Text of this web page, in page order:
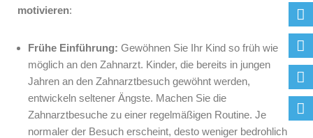
motivieren:
Frühe Einführung: Gewöhnen Sie Ihr Kind so früh wie
möglich an den Zahnarzt. Kinder, die bereits in jungen
Jahren an den Zahnarztbesuch gewöhnt werden,
entwickeln seltener Ängste. Machen Sie die
Zahnarztbesuche zu einer regelmäßigen Routine. Je
normaler der Besuch erscheint, desto weniger bedrohlich